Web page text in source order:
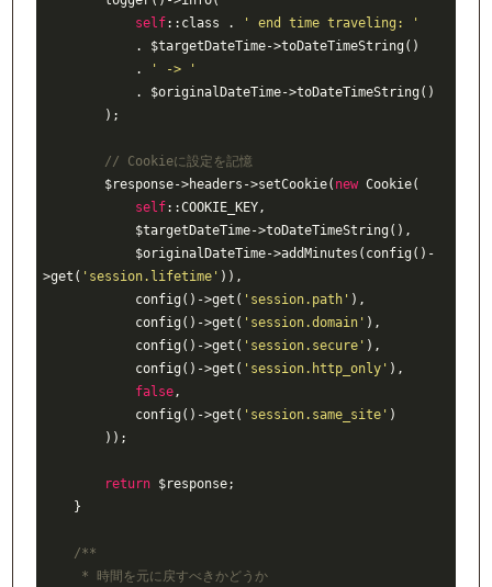
self::class .
' end time traveling: '
            .
' -> '
// Cookieに設定を記憶
        $response->headers->setCookie(
new Cookie(
self::COOKIE_KEY,
>get( 'session.lifetime' )),
            config()->get(
'session.path' ),
            config()->get(
'session.domain' ),
            config()->get(
'session.secure' ),
            config()->get(
'session.http_only' ),
false,
            config()->get(
'session.same_site' )
return $response;
/**